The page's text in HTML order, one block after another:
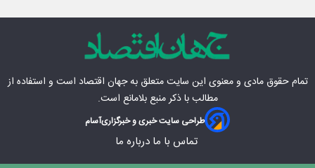
تمام حقوق مادی‌ و معنوی این سایت متعلق بهجهان اقتصاد است و استفاده از
مطالب با ذکر منبع بلامانع است.
طراحی سایت خبری و خبرگزاریآسام
تماس با ما درباره ما